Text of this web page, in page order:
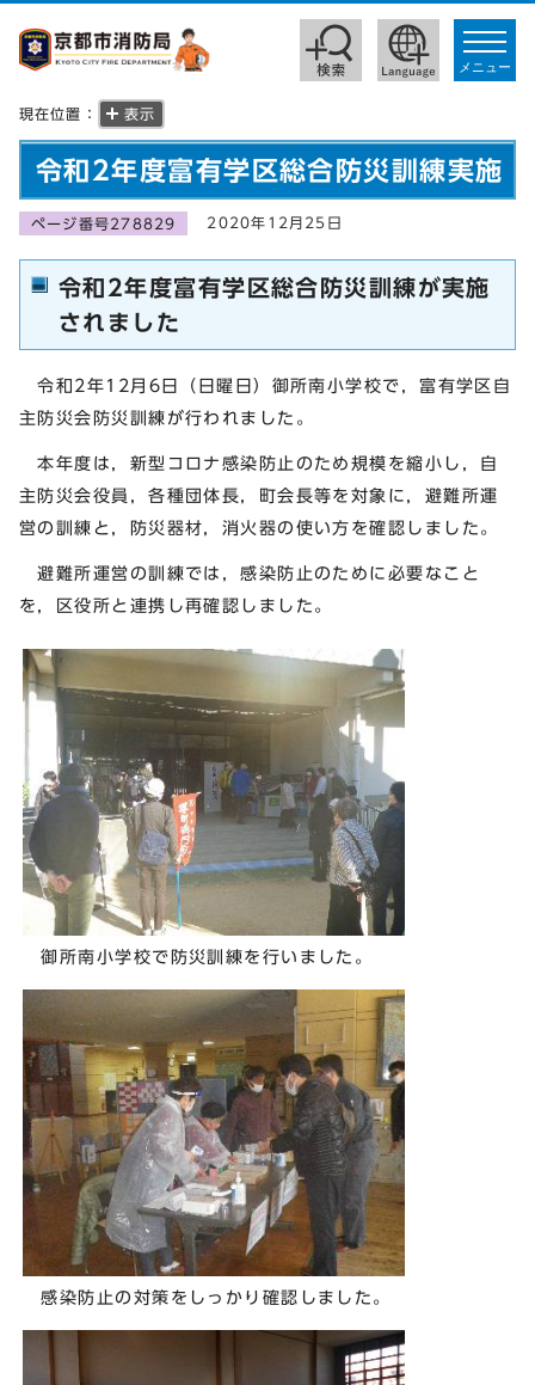
toggle
メニュー
現在位置： 表示
令和2年度富有学区総合防災訓練実施
ページ番号278829 2020年12月25日
令和2年度富有学区総合防災訓練が実施
されました
令和2年12月6日（日曜日）御所南小学校で，富有学区自
主防災会防災訓練が行われました。
本年度は，新型コロナ感染防止のため規模を縮小し，自
主防災会役員，各種団体長，町会長等を対象に，避難所運
営の訓練と，防災器材，消火器の使い方を確認しました。
避難所運営の訓練では，感染防止のために必要なこと
を，区役所と連携し再確認しました。
御所南小学校で防災訓練を行いました。
感染防止の対策をしっかり確認しました。